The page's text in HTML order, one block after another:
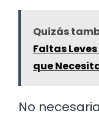
Quizás
Faltas
que
No